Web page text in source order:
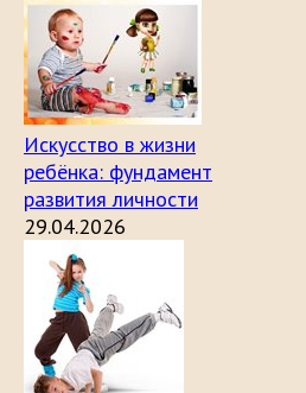
Искусство в жизни
ребёнка: фундамент
развития личности
29.04.2026